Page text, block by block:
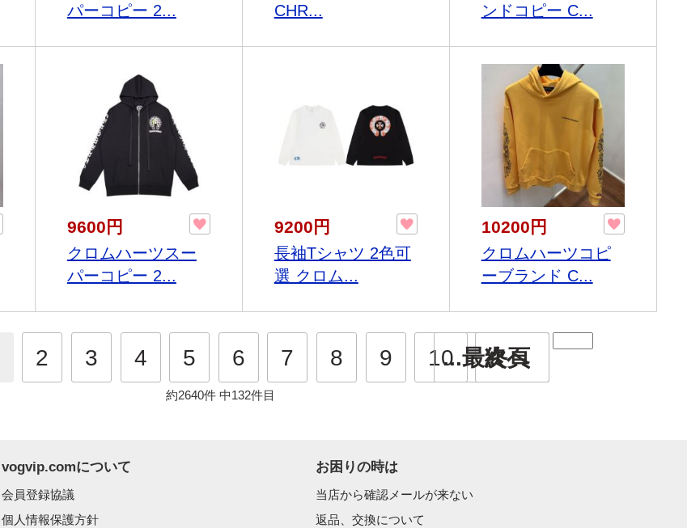
パーコピー 2...
CHR...
ンドコピー C...
9600円
クロムハーツスー
パーコピー 2...
9200円
長袖Tシャツ 2色可
選 クロム...
10200円
クロムハーツコピ
ーブランド C...
次へ
...最終頁
2 3 4 5 6 7 8 9 10
約2640件 中132件目
vogvip.comについて
会員登録協議
個人情報保護方針
お困りの時は
当店から確認メールが来ない
返品、交換について